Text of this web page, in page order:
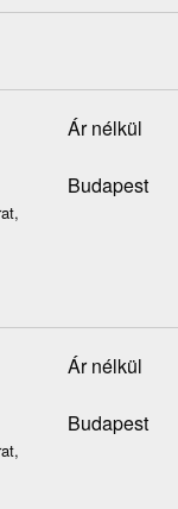
Ár nélkül
Budapest
Ár nélkül
Budapest